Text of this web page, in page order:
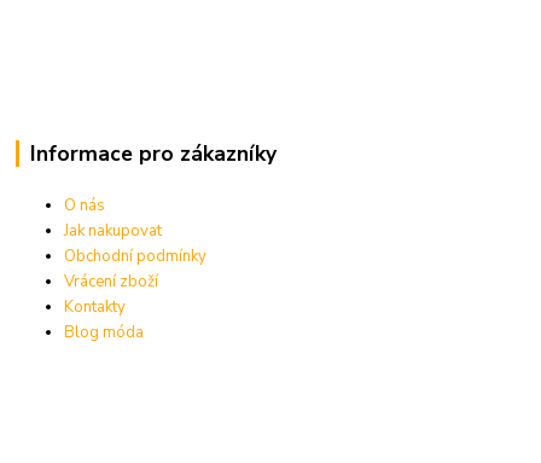
Informace pro zákazníky
O nás
Jak nakupovat
Obchodní podmínky
Vrácení zboží
Kontakty
Blog móda